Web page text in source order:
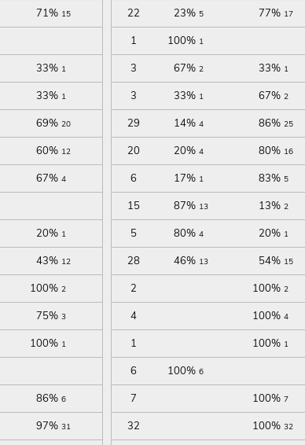
71% 15 22 23% 5 77% 17
1 100% 1
33% 1 3 67% 2 33% 1
33% 1 3 33% 1 67% 2
69% 20 29 14% 4 86% 25
60% 12 20 20% 4 80% 16
67% 4 6 17% 1 83% 5
15 87% 13 13% 2
20% 1 5 80% 4 20% 1
43% 12 28 46% 13 54% 15
100% 2 2 100% 2
75% 3 4 100% 4
100% 1 1 100% 1
6 100% 6
86% 6 7 100% 7
97% 31 32 100% 32